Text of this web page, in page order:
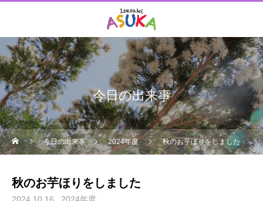
今日の出来事
今日の出来事 2024年度 秋のお芋ほりをしました
秋のお芋ほりをしました